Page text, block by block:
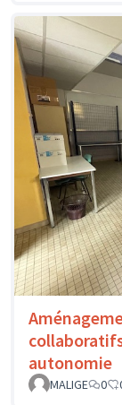
autonomie
MALIGE 0